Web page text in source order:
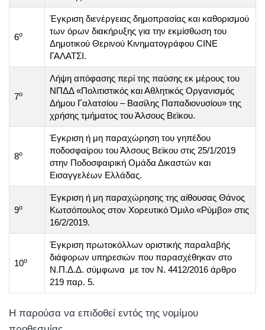
6ο
Έγκριση διενέργειας δημοπρασίας και καθορισμού
των όρων διακήρυξης για την εκμίσθωση του
Δημοτικού Θερινού Κινηματογράφου CINE
ΓΑΛΑΤΣΙ.
7ο
Λήψη απόφασης περί της παύσης εκ μέρους του
ΝΠΔΔ «Πολιτιστικός και Αθλητικός Οργανισμός
Δήμου Γαλατσίου – Βασίλης Παπαδιονυσίου» της
χρήσης τμήματος του Άλσους Βεϊκου.
8ο
Έγκριση ή μη παραχώρηση του γηπέδου
ποδοσφαίρου του Άλσους Βεϊκου στις 25/1/2019
στην Ποδοσφαιρική Ομάδα Δικαστών και
Εισαγγελέων Ελλάδας.
9ο
Έγκριση ή μη παραχώρησης της αίθουσας Θάνος
Κωτσόπουλος στον Χορευτικό Όμιλο «Ρύμβο» στις
16/2/2019.
10ο
Έγκριση πρωτοκόλλων οριστικής παραλαβής
διάφορων υπηρεσιών που παρασχέθηκαν στο
Ν.Π.Δ.Δ. σύμφωνα με τον Ν. 4412/2016 άρθρο
219 παρ. 5.
Η παρούσα να επιδοθεί εντός της νομίμου